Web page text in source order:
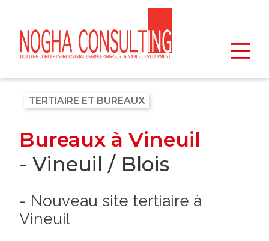
TERTIAIRE ET BUREAUX
Bureaux à Vineuil
- Vineuil / Blois
- Nouveau site tertiaire à
Vineuil